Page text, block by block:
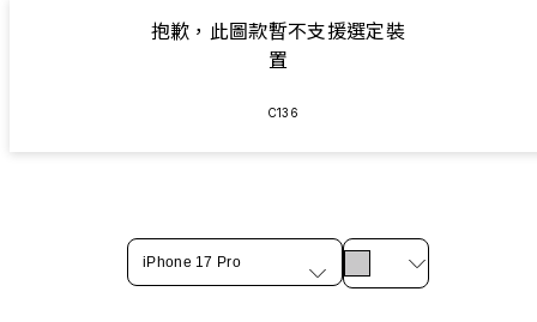
抱歉，此圖款暫不支援選定裝
置
C136
iPhone 17 Pro